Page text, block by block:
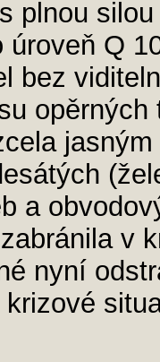
plnou
úroveň Q
bez
a
v
nyní